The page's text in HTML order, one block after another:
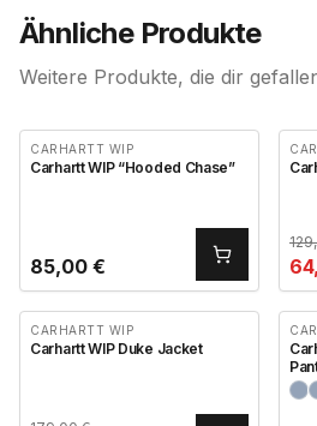
Ähnliche Produkte
Weitere Produkte, die dir
CARHARTT WIP
Carhartt WIP “Hooded Chase”
85,00 €
CARHARTT WIP
Carhartt WIP Duke Jacket